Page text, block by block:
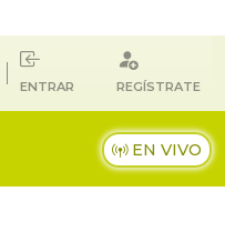
ENTRAR REGÍSTRATE
EN VIVO